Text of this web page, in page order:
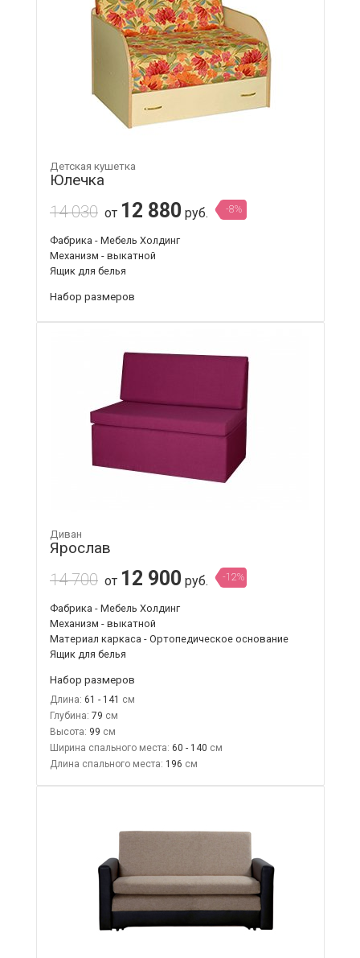
Детская кушетка
Юлечка
14 030 от 12 880 руб. -8%
Фабрика - Мебель Холдинг
Механизм - выкатной
Ящик для белья
Набор размеров
Диван
Ярослав
14 700 от 12 900 руб. -12%
Фабрика - Мебель Холдинг
Механизм - выкатной
Материал каркаса - Ортопедическое основание
Ящик для белья
Набор размеров
Длина: 61 - 141
Глубина: 79
Высота: 99
Ширина спального места: 60 - 140
Длина спального места: 196